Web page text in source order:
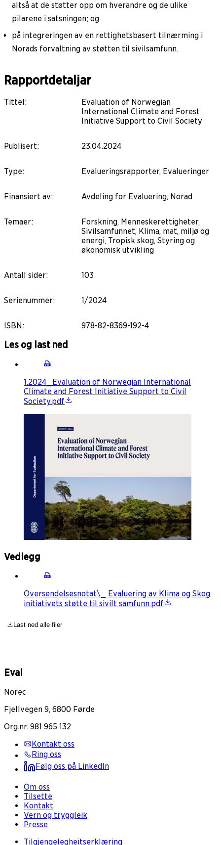
altså at de støtter opp om hverandre og de ulike
pilarene i satsningen; og
på integreringen av en rettighetsbasert tilnærming i
Norads forvaltning av støtten til sivilsamfunn.
Rapportdetaljar
Tittel:
Evaluation of Norwegian
International Climate and Forest
Initiative Support to Civil Society
Publisert: 23.04.2024
Type: Evalueringsrapporter, Evalueringer
Finansiert av: Avdeling for Evaluering, Norad
Temaer:
Forskning, Menneskerettigheter,
Sivilsamfunnet, Klima, mat, miljø og
energi, Tropisk skog, Styring og
økonomisk utvikling
Antall sider: 103
Serienummer: 1/2024
ISBN: 978-82-8369-192-4
Les og last ned
1.2024_Evaluation of Norwegian International
Climate and Forest Initiative Support to Civil
Society.pdf
Vedlegg
Oversendelsesnotat\_ Evaluering av Klima og Skog
initiativets støtte til sivilt samfunn.pdf
Last ned alle filer
Eval
Norec
Fjellvegen 9, 6800 Førde
Org.nr. 981 965 132
Kontakt oss
Ring oss
Følg oss på LinkedIn
Om oss
Tilsette
Kontakt
Vern og tryggleik
Presse
Tilgjengelegheitserklæring